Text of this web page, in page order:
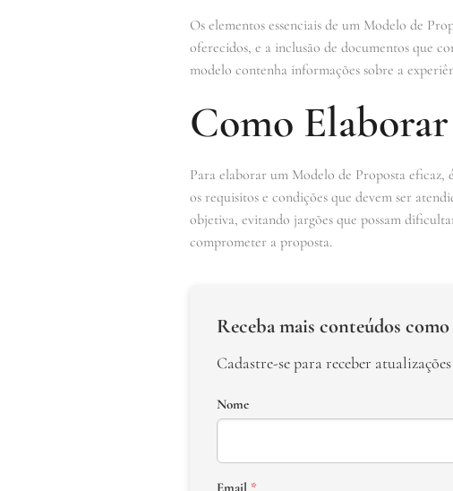
Os elementos essenciais de um Modelo de
oferecidos, e a inclusão de documentos que
modelo contenha informações sobre a
Como
Para elaborar um Modelo de Proposta
os requisitos e condições que devem ser
objetiva, evitando jargões que possam
comprometer a proposta.
Receba mais conteúdos como
Cadastre-se para receber
Nome
Email *